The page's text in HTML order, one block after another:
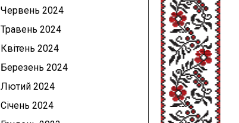
Червень 2024
Травень 2024
Квітень 2024
Березень 2024
Лютий 2024
Січень 2024